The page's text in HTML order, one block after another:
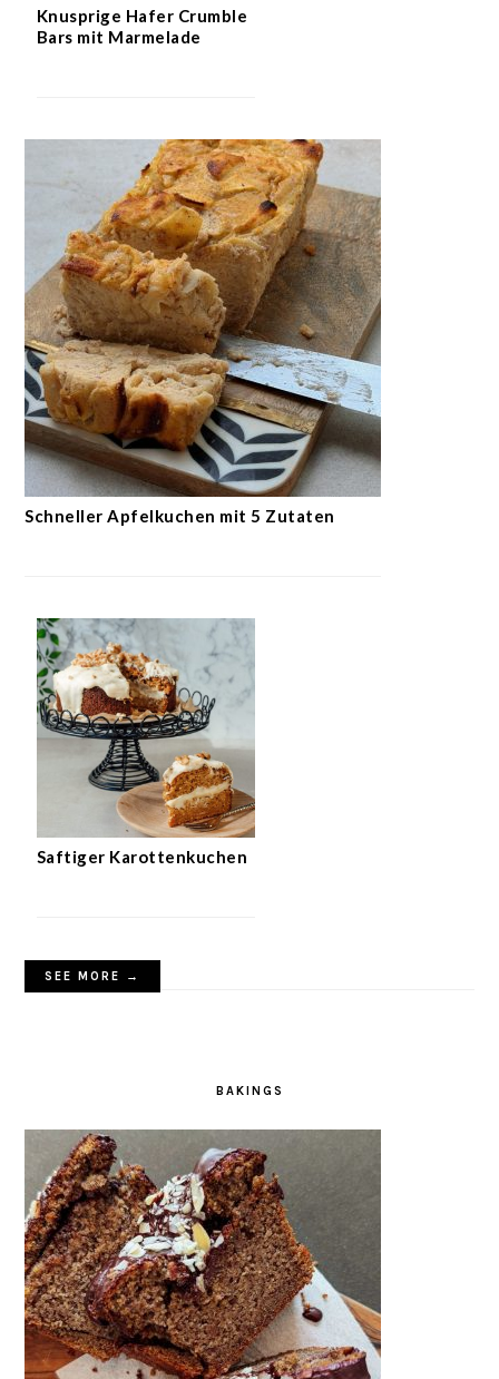
Knusprige Hafer Crumble
Bars mit Marmelade
Schneller Apfelkuchen mit 5 Zutaten
Saftiger Karottenkuchen
SEE MORE →
BAKINGS